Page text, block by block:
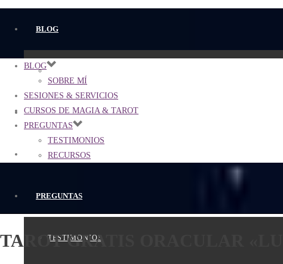
BLOG
SESIONES & SERVICIOS
CURSOS DE MAGIA & TAROT
PREGUNTAS
TESTIMONIOS
BLOG
SOBRE MÍ
SESIONES & SERVICIOS
CURSOS DE MAGIA & TAROT
PREGUNTAS
TESTIMONIOS
RECURSOS
TAROT GRATIS ORACULAR